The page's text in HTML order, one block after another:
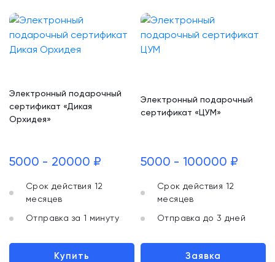
Электронный подарочный
сертификат «Дикая
Орхидея»
5000 - 20000 ₽
Срок действия 12
месяцев
Отправка за 1 минуту
Купить
Электронный подарочный
сертификат «ЦУМ»
5000 - 100000 ₽
Срок действия 12
месяцев
Отправка до 3 дней
Заявка